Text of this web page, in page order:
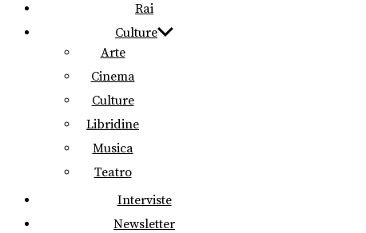
Rai
Culture
Arte
Cinema
Culture
Libridine
Musica
Teatro
Interviste
Newsletter